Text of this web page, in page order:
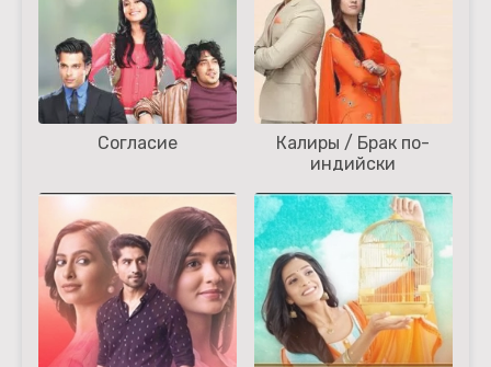
Согласие
Калиры / Брак по-
индийски